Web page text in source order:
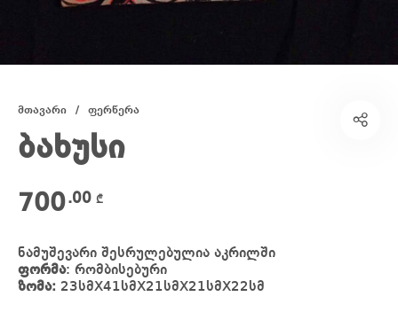
მთავარი / ფერწერა
ბახუსი
700.00 ₾
ნამუშევარი შესრულებულია აკრილში
ფორმა: რომბისებური
ზომა: 23სმX41სმX21სმX21სმX22სმ